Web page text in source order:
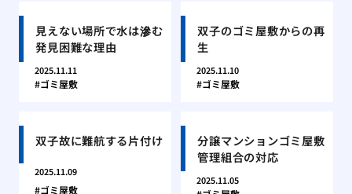
見えない場所で水は滲む
発見困難な理由
2025.11.11
ゴミ屋敷
双子のゴミ屋敷からの再
生
2025.11.10
ゴミ屋敷
双子故に難航する片付け
2025.11.09
ゴミ屋敷
分譲マンションゴミ屋敷
管理組合の対応
2025.11.05